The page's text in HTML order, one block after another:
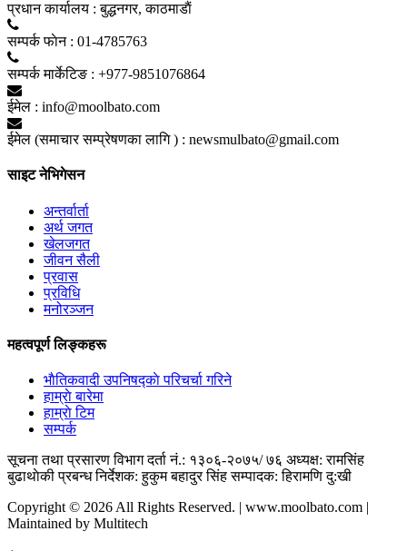
प्रधान कार्यालय : बुद्धनगर, काठमाडाैं
सम्पर्क फाेन : 01-4785763
सम्पर्क मार्केटिङ : +977-9851076864
ईमेल : info@moolbato.com
ईमेल (समाचार सम्प्रेषणका लागि ) : newsmulbato@gmail.com
साइट नेभिगेसन
अन्तर्वार्ता
अर्थ जगत
खेलजगत
जीवन सैली
प्रवास
प्रविधि
मनोरञ्जन
महत्वपूर्ण लिङ्कहरू
भाैतिकवादी उपनिषद्काे परिचर्चा गरिने
हाम्राे बारेमा
हाम्राे टिम
सम्पर्क
सूचना तथा प्रसारण विभाग दर्ता नं.: १३०६-२०७५/ ७६ अध्यक्ष: रामसिंह
बुढाथाेकी प्रबन्ध निर्देशक: हुकुम बहादुर सिंह सम्पादक: हिरामणि दु:खी
Copyright © 2026 All Rights Reserved. | www.moolbato.com |
Maintained by Multitech